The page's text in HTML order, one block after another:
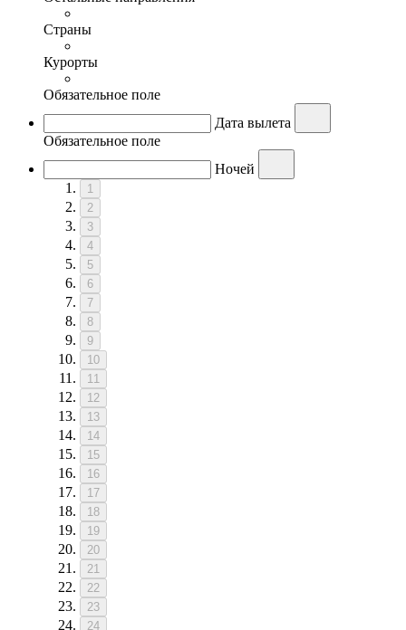
Страны
Курорты
Обязательное поле
Дата вылета
Обязательное поле
Ночей
1
2
3
4
5
6
7
8
9
10
11
12
13
14
15
16
17
18
19
20
21
22
23
24